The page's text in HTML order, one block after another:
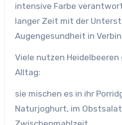
intensive Farbe
langer Zeit mit der
Augengesundheit in
Viele nutzen
Alltag:
sie mischen es in ihr
Naturjoghurt, im